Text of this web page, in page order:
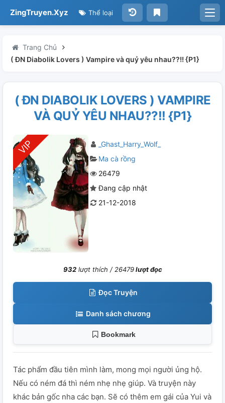
ZingTruyen.Xyz Thể loại
Trang Chủ
( ĐN Diabolik Lovers ) Vampire và quỷ yêu nhau??!! {P1}
( ĐN DIABOLIK LOVERS ) VAMPIRE
VÀ QUỶ YÊU NHAU??!! {P1}
_Ghast_Harry_Wolf_
Ma cà rồng
26479
Đang cập nhật
21-12-2018
932lượt thích /26479lượt đọc
Đọc Truyện
Danh sách chương
Bookmark
Tác phẩm đầu tiên mình làm, mong mọi người ủng hộ.
Nếu có ném đá thì ném nhẹ nhẹ giúp. Và truyện này
khác bản gốc nha các bạn. Sẽ có thêm em gái của Yui và